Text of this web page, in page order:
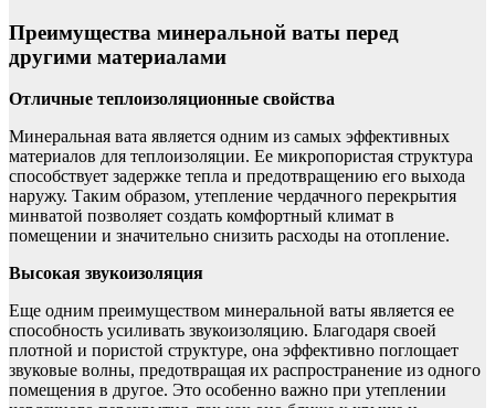
Преимущества минеральной ваты перед
другими материалами
Отличные теплоизоляционные свойства
Минеральная вата является одним из самых эффективных
материалов для теплоизоляции. Ее микропористая структура
способствует задержке тепла и предотвращению его выхода
наружу. Таким образом, утепление чердачного перекрытия
минватой позволяет создать комфортный климат в
помещении и значительно снизить расходы на отопление.
Высокая звукоизоляция
Еще одним преимуществом минеральной ваты является ее
способность усиливать звукоизоляцию. Благодаря своей
плотной и пористой структуре, она эффективно поглощает
звуковые волны, предотвращая их распространение из одного
помещения в другое. Это особенно важно при утеплении